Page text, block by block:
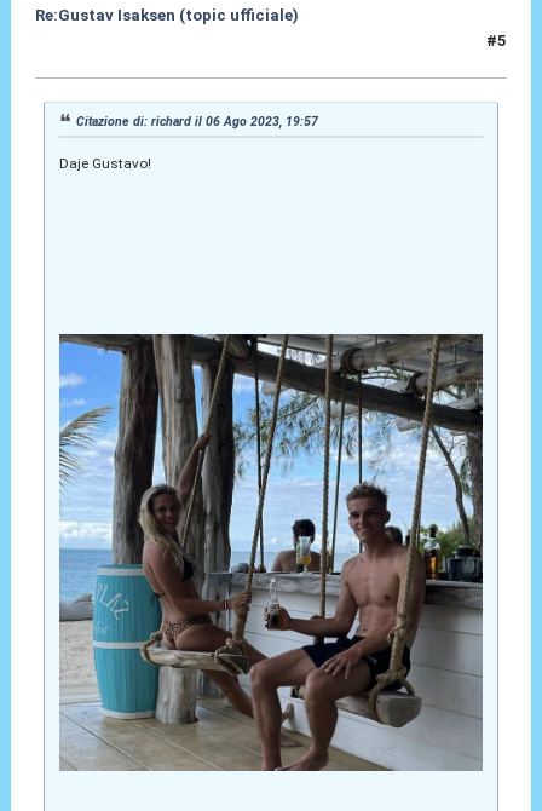
Re:Gustav Isaksen (topic ufficiale)
#5
Citazione di: richard il 06 Ago 2023, 19:57
Daje Gustavo!